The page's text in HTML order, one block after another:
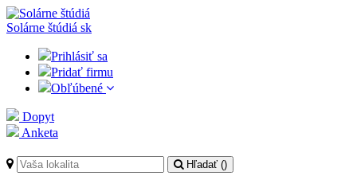
Solárne štúdiá sk
Prihlásiť sa
Pridať firmu
Obľúbené
Dopyt
Anketa
Hľadať ()